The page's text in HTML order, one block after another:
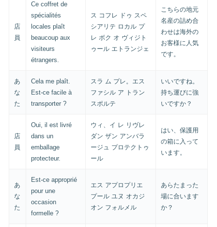
店
員
Ce coffret de
spécialités
locales plaît
beaucoup aux
visiteurs
étrangers.
ス コフレ ドゥ スペ
シアリテ ロカル プ
レ ボク オ ヴィジト
ゥール エトランジェ
こちらの地元
名産の詰め合
わせは海外の
お客様に人気
です。
あ
な
た
Cela me plaît.
Est-ce facile à
transporter ?
スラ ム プレ。エス
ファシル ア トラン
スポルテ
いいですね。
持ち運びに強
いですか？
店
員
Oui, il est livré
dans un
emballage
protecteur.
ウィ、イ レ リヴレ
ダン ザン アンバラ
ージュ プロテクトゥ
ール
はい、保護用
の箱に入って
います。
あ
な
た
Est-ce approprié
pour une
occasion
formelle ?
エス アプロプリエ
プール ユヌ オカジ
オン フォルメル
あらたまった
場に合います
か？